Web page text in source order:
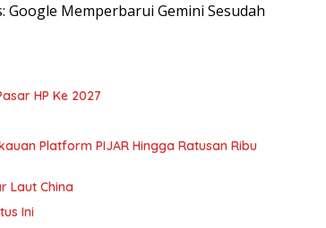
Memperbarui Gemini Sesudah
HP Ke 2027
Platform PIJAR Hingga Ratusan Ribu
Laut China
Ini